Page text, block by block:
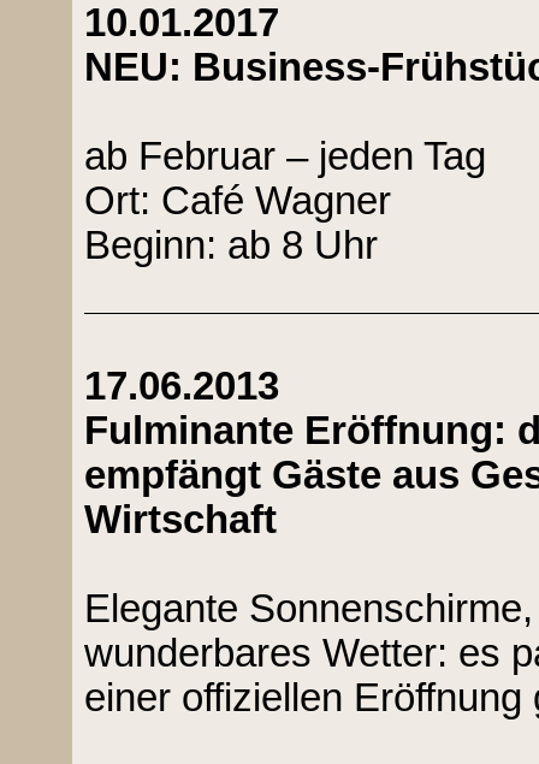
10.01.2017
NEU: Business-
ab Februar – jeden Tag
Ort: Café Wagner
Beginn: ab 8 Uhr
17.06.2013
Fulminante Eröffnung:
empfängt Gäste aus
Wirtschaft
Elegante
wunderbares Wetter: es
einer offiziellen Eröffnung